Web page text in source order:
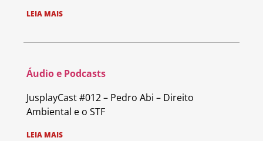
LEIA MAIS
Áudio e Podcasts
JusplayCast #012 – Pedro Abi – Direito
Ambiental e o STF
LEIA MAIS